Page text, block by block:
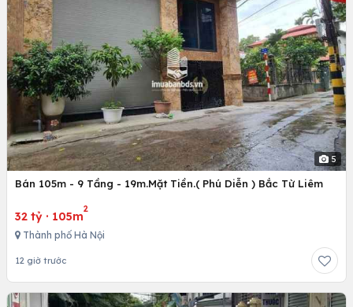
5
Bán 105m - 9 Tầng - 19m.Mặt Tiền.( Phú Diễn ) Bắc Từ Liêm
32 tỷ · 105m
2
Thành phố Hà Nội
12 giờ trước